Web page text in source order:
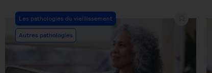
Post
Category:
Les pathologies du vieillissement
Autres pathologies